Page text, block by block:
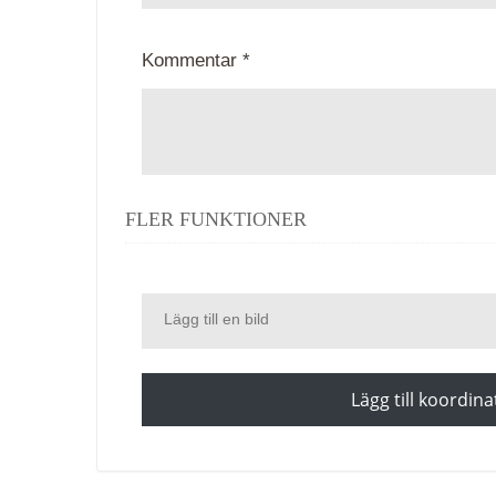
Kommentar *
FLER FUNKTIONER
Lägg till en bild
Lägg till